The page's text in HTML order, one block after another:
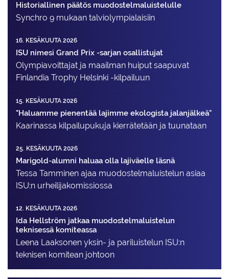
Historiallinen päätös muodostelmaluistelulle
Synchro 9 mukaan talviolympialaisiin
16. KESÄKUUTA 2026
ISU nimesi Grand Prix -sarjan osallistujat
Olympiavoittajat ja maailman huiput saapuvat
Finlandia Trophy Helsinki -kilpailuun
15. KESÄKUUTA 2026
"Haluamme pienentää lajimme ekologista jalanjälkeä"
Kaarinassa kilpailupukuja kierrätetään ja tuunataan
25. KESÄKUUTA 2026
Marigold-alumni haluaa olla lajiväelle läsnä
Tessa Tamminen ajaa muodostelma­luistelun asiaa
ISU:n urheilija­komissiossa
12. KESÄKUUTA 2026
Ida Hellström jatkaa muodostelmaluistelun
teknisessä komiteassa
Leena Laaksonen yksin- ja pariluistelun ISU:n
teknisen komitean johtoon